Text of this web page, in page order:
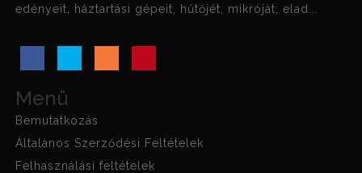
edényeit, háztartási gépeit, hűtőjét, mikróját, elad...
Menü
Bemutatkozás
Általános Szerződési Feltételek
Felhasználási feltételek